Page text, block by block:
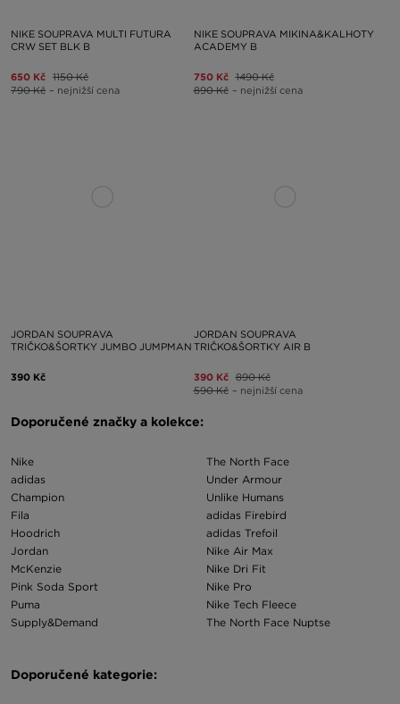
NIKE SOUPRAVA MULTI FUTURA
CRW SET BLK B
650 Kč 1150 Kč
790 Kč – nejnižší cena
NIKE SOUPRAVA MIKINA&KALHOTY
ACADEMY B
750 Kč 1490 Kč
890 Kč – nejnižší cena
JORDAN SOUPRAVA
TRIČKO&ŠORTKY JUMBO JUMPMAN
390 Kč
JORDAN SOUPRAVA
TRIČKO&ŠORTKY AIR B
390 Kč 890 Kč
590 Kč – nejnižší cena
Doporučené značky a kolekce:
Nike
adidas
Champion
Fila
Hoodrich
Jordan
McKenzie
Pink Soda Sport
Puma
Supply&Demand
The North Face
Under Armour
Unlike Humans
adidas Firebird
adidas Trefoil
Nike Air Max
Nike Dri Fit
Nike Pro
Nike Tech Fleece
The North Face Nuptse
Doporučené kategorie: